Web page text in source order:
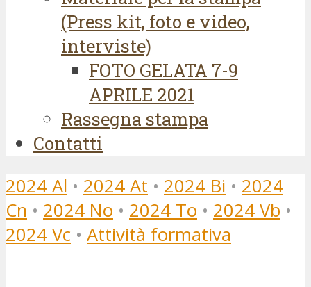
(Press kit, foto e video,
interviste)
FOTO GELATA 7-9
APRILE 2021
Rassegna stampa
Contatti
2024 Al • 2024 At • 2024 Bi • 2024
Cn • 2024 No • 2024 To • 2024 Vb •
2024 Vc • Attività formativa